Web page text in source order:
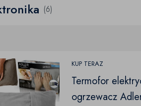
(6)
KUP TERAZ
Termofor
ogrzewacz